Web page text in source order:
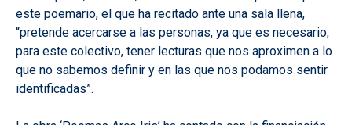
este poemario, el que ha recitado ante una sala llena,
“pretende acercarse a las personas, ya que es necesario,
para este colectivo, tener lecturas que nos aproximen a lo
que no sabemos definir y en las que nos podamos sentir
identificadas”.